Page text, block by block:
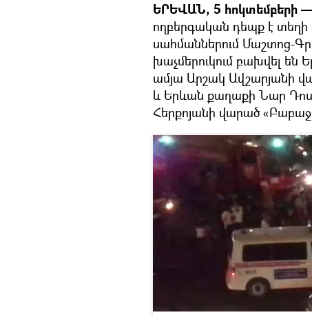
ԵՐԵՎԱՆ, 5 հոկտեմբերի
ողբերգական դեպք է տեղի
սահմաններում Մաշտոց-
խաչմերուկում բախվել են
ամյա Արշակ Ավշարյանի
և Երևան քաղաքի Նար
Հերքոյանի վարած